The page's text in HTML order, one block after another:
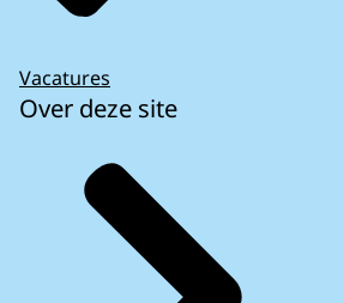
Vacatures
Over deze site